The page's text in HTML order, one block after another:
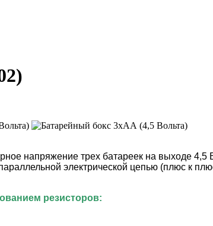
)
напряжение трех батареек на выходе 4,5
электрической цепью (плюс к
резисторов: